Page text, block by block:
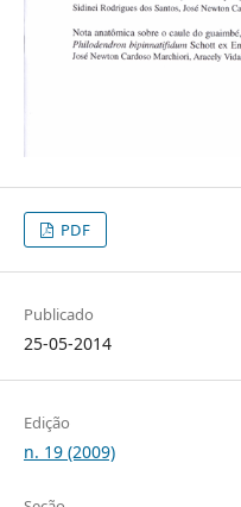
PDF
Publicado
25-05-2014
Edição
n. 19 (2009)